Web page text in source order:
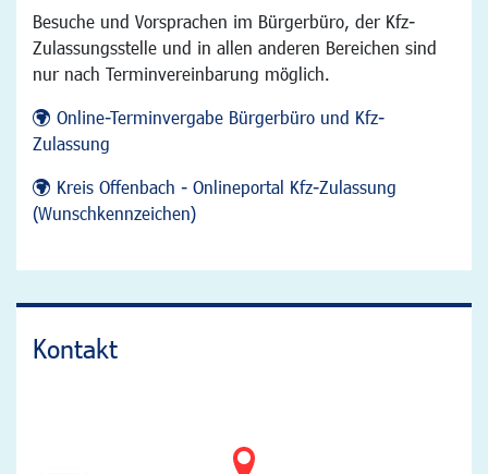
Besuche und Vorsprachen im Bürgerbüro, der Kfz-
Zulassungsstelle und in allen anderen Bereichen sind
nur nach Terminvereinbarung möglich.
Online-Terminvergabe Bürgerbüro und Kfz-
Zulassung
Kreis Offenbach - Onlineportal Kfz-Zulassung
(Wunschkennzeichen)
Kontakt